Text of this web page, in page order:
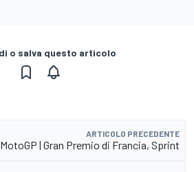
o salva questo articolo
ARTICOLO PRECEDENTE
| Gran Premio di Francia, Sprint